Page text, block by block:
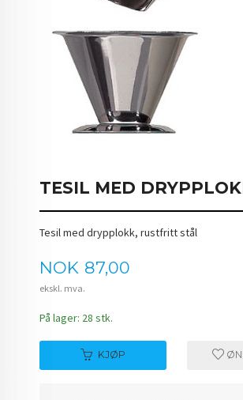
TESIL MED
Tesil med drypplokk, rustfritt stål
Pris
NOK 87,00
ekskl. mva.
På lager: 28 stk.
KJØP